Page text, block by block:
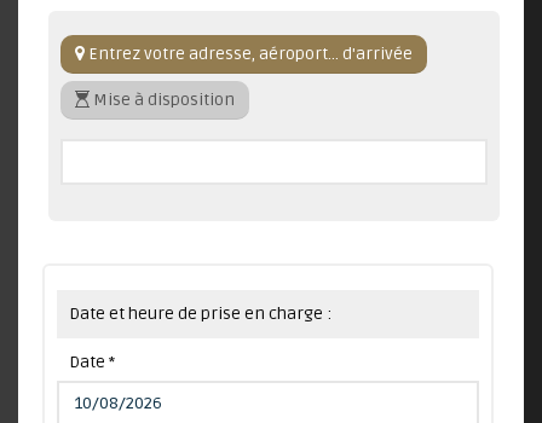
Entrez votre adresse, aéroport... d'arrivée
Mise à disposition
Date et heure de prise en charge :
Date *